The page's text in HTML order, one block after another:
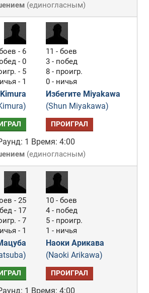
(единогласным)
- 6
- 0
- 5
- 1
11 - боев
3 - побед
8 - проигр.
0 - ничья
Избегите Miyakawa
(Shun Miyakawa)
ПРОИГРАЛ
1 Время: 4:00
(единогласным)
- 25
- 17
- 7
- 1
10 - боев
4 - побед
5 - проигр.
1 - ничья
Наоки Арикава
(Naoki Arikawa)
ПРОИГРАЛ
1 Время: 4:00